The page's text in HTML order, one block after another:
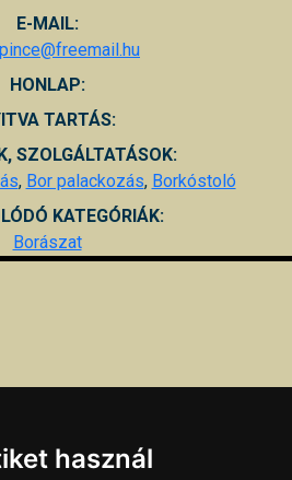
E-MAIL:
HONLAP:
TARTÁS:
SZOLGÁLTATÁSOK:
, Bor palackozás, Borkóstoló
KATEGÓRIÁK:
Borászat
használ